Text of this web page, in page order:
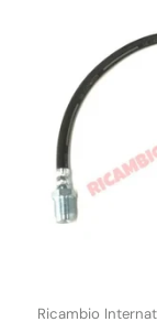
Ricambio